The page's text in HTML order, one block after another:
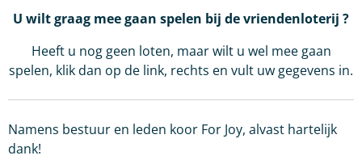
U wilt graag mee gaan spelen bij de vriendenloterij ?
Heeft u nog geen loten, maar wilt u wel mee gaan
spelen, klik dan op de link, rechts en vult uw gegevens in.
Namens bestuur en leden koor For Joy, alvast hartelijk
dank!